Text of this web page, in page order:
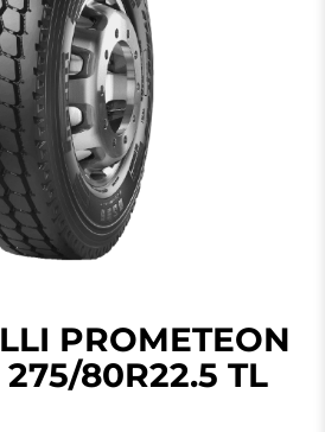
PROMETEON
275/80R22.5 TL